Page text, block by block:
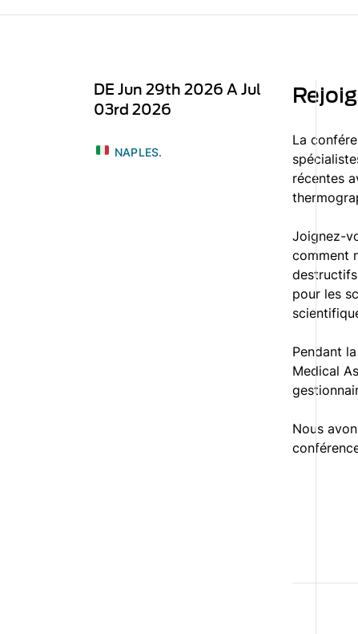
DE Jun 29th 2026 A Jul
03rd 2026
NAPLES.
La
récentes
Joignez-
comment
pour les
Pendant
Medical
Nous